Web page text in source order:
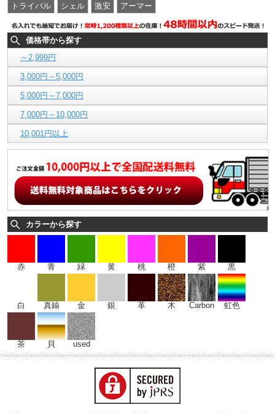
トライバル シェル 激安 アーマー
価格帯から探す
～2,999円
3,000円～5,000円
5,000円～7,000円
7,000円～10,000円
10,001円以上
カラーから探す
赤 青 緑 黄 桃 橙 紫 黒
白 真鍮 金 銀 革 木 Carbon 虹色
茶 貝 used